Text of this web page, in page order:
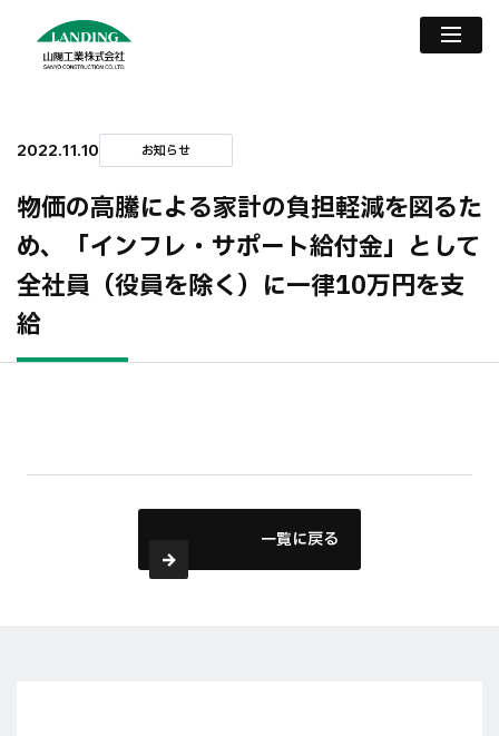
2022.11.10 お知らせ
物価の高騰による家計の負担軽減を図るた
め、「インフレ・サポート給付金」として
全社員（役員を除く）に一律10万円を支
給
一覧に戻る